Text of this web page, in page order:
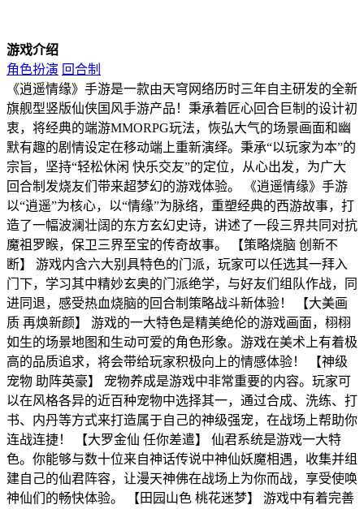
游戏介绍
角色扮演 回合制
《逍遥情缘》手游是一款由天穹网络历时三年自主研发的全新
旗舰型竖版仙侠国风手游产品！秉承着匠心回合巨制的设计初
衷，将经典的端游MMORPG玩法，恢弘大气的场景画面和幽
默有趣的剧情设定在移动端上重新演绎。秉承“以玩家为本”的
宗旨，坚持“轻松休闲 快乐交友”的定位，从心出发，为广大
回合制发烧友们带来超梦幻的游戏体验。 《逍遥情缘》手游
以“逍遥”为核心，以“情缘”为脉络，重塑经典的西游故事，打
造了一幅波澜壮阔的东方玄幻史诗，讲述了一段三界共同对抗
魔祖罗睺，保卫三界至宝的传奇故事。 【策略烧脑 创新不
断】 游戏内含六大别具特色的门派，玩家可以任选其一拜入
门下，学习其中精妙玄奥的门派绝学，与好友们组队作战，同
进同退，感受热血烧脑的回合制策略战斗新体验！ 【大美画
质 再焕新颜】 游戏的一大特色是精美绝伦的游戏画面，栩栩
如生的场景地图和生动可爱的角色形象。游戏在美术上有着极
高的品质追求，将会带给玩家积极向上的情感体验！ 【神级
宠物 助阵英豪】 宠物养成是游戏中非常重要的内容。玩家可
以在风格各异的近百种宠物中选择其一，通过合成、洗练、打
书、内丹等方式来打造属于自己的神级强宠，在战场上帮助你
连战连捷！ 【大罗金仙 任你差遣】 仙君系统是游戏一大特
色。你能够与数十位来自神话传说中神仙妖魔相遇，收集并组
建自己的仙君阵容，让漫天神佛在战场上为你而战，享受使唤
神仙们的畅快体验。 【田园山色 桃花迷梦】 游戏中有着完善